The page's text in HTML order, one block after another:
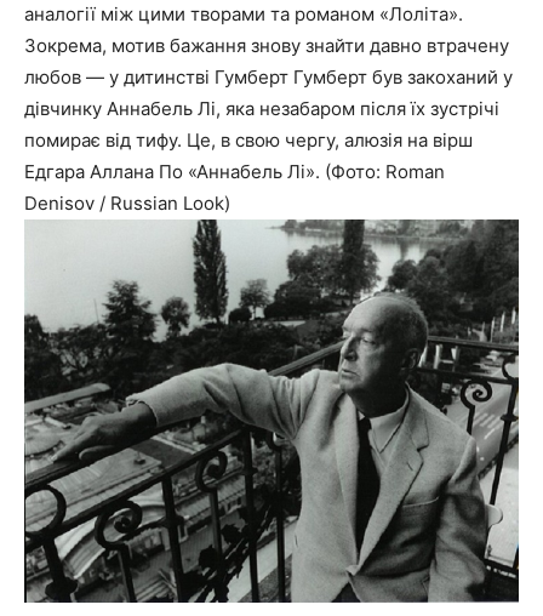
аналогії між цими творами та романом «Лоліта».
Зокрема, мотив бажання знову знайти давно втрачену
любов — у дитинстві Гумберт Гумберт був закоханий у
дівчинку Аннабель Лі, яка незабаром після їх зустрічі
помирає від тифу. Це, в свою чергу, алюзія на вірш
Едгара Аллана По «Аннабель Лі». (Фото: Roman
Denisov / Russian Look)